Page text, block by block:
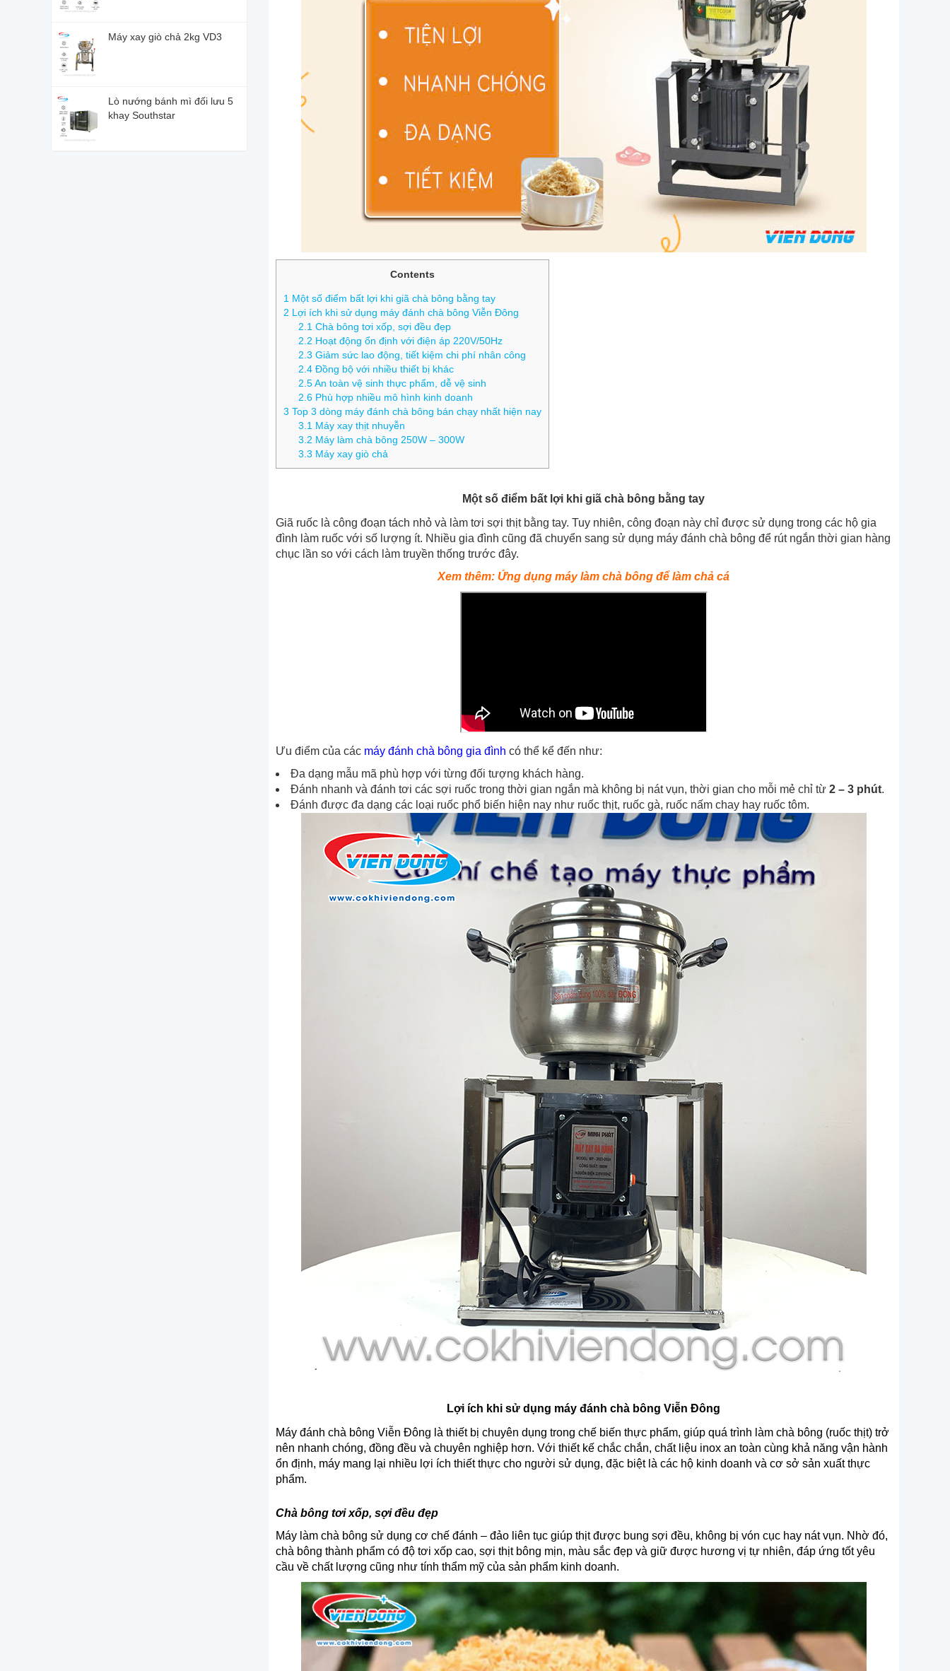
Contents
1 Một số điểm bất lợi khi giã chà bông bằng tay
2 Lợi ích khi sử dụng máy đánh chà bông Viễn Đông
2.1 Chà bông tơi xốp, sợi đều đẹp
2.2 Hoạt động ổn định với điện áp 220V/50Hz
2.3 Giảm sức lao động, tiết kiệm chi phí nhân công
2.4Đồng bộ với nhiều thiết bị khác
2.5An toàn vệ sinh thực phẩm, dễ vệ sinh
2.6Phù hợp nhiều mô hình kinh doanh
3 Top 3 dòng máy đánh chà bông bán chạy nhất hiện nay
3.1 Máy xay thịt nhuyễn
3.2 Máy làm chà bông 250W – 300W
3.3 Máy xay giò chả
Một số điểm bất lợi khi giã chà bông bằng tay
Giã ruốc là công đoạn tách nhỏ và làm tơi sợi thịt bằng tay. Tuy nhiên, công đoạn này chỉ được sử dụng trong các hộ gia
đình làm ruốc với số lượng ít. Nhiều gia đình cũng đã chuyển sang sử dụng máy đánh chà bông để rút ngắn thời gian hàng
chục lần so với cách làm truyền thống trước đây.
Xem thêm: Ứng dụng máy làm chà bông để làm chả cá
Ưu điểm của các máy đánh chà bông gia đình có thể kể đến như:
Đa dạng mẫu mã phù hợp với từng đối tượng khách hàng.
Đánh nhanh và đánh tơi các sợi ruốc trong thời gian ngắn mà không bị nát vụn, thời gian cho mỗi mẻ chỉ từ 2 – 3 phút.
Đánh được đa dạng các loại ruốc phổ biến hiện nay như ruốc thịt, ruốc gà, ruốc nấm chay hay ruốc tôm.
Lợi ích khi sử dụng máy đánh chà bông Viễn Đông
Máy đánh chà bông Viễn Đông là thiết bị chuyên dụng trong chế biến thực phẩm, giúp quá trình làm chà bông (ruốc thịt) trở
nên nhanh chóng, đồng đều và chuyên nghiệp hơn. Với thiết kế chắc chắn, chất liệu inox an toàn cùng khả năng vận hành
ổn định, máy mang lại nhiều lợi ích thiết thực cho người sử dụng, đặc biệt là các hộ kinh doanh và cơ sở sản xuất thực
phẩm.
Chà bông tơi xốp, sợi đều đẹp
Máy làm chà bông sử dụng cơ chế đánh – đảo liên tục giúp thịt được bung sợi đều, không bị vón cục hay nát vụn. Nhờ đó,
chà bông thành phẩm có độ tơi xốp cao, sợi thịt bông mịn, màu sắc đẹp và giữ được hương vị tự nhiên, đáp ứng tốt yêu
cầu về chất lượng cũng như tính thẩm mỹ của sản phẩm kinh doanh.
Máy xay giò chả 2kg VD3
Lò nướng bánh mì đối lưu 5
khay Southstar